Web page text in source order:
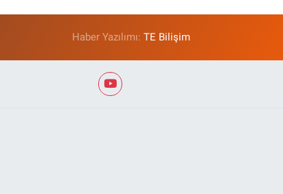
Haber Yazılımı:TE Bilişim